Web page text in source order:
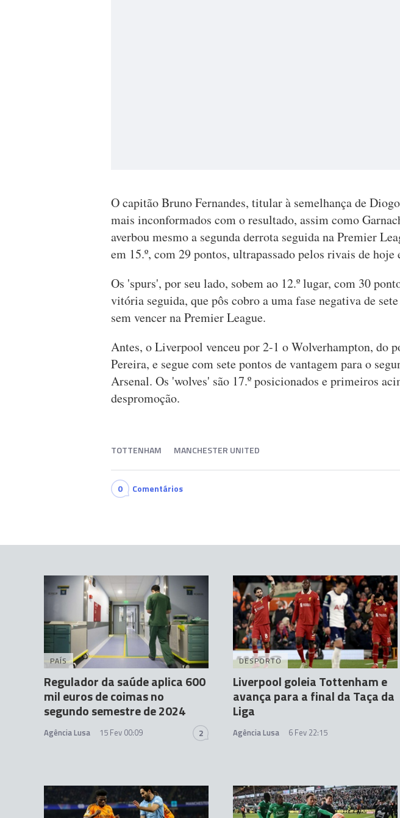
O capitão Bruno Fernandes, titular à semelhança de
mais inconformados com o resultado, assim como
averbou mesmo a segunda derrota seguida na Premier
em 15.º, com 29 pontos, ultrapassado pelos rivais de hoje
Os 'spurs', por seu lado, sobem ao 12.º lugar, com 30
vitória seguida, que pôs cobro a uma fase negativa de
sem vencer na Premier League.
Antes, o Liverpool venceu por 2-1 o Wolverhampton, do
Pereira, e segue com sete pontos de vantagem para o
Arsenal. Os 'wolves' são 17.º posicionados e primeiros
despromoção.
TOTTENHAM MANCHESTER UNITED
0 Comentários
PAÍS
Regulador da saúde aplica 600
mil euros de coimas no
segundo semestre de 2024
Agência Lusa 15 Fev 00:09 2
DESPORTO
Liverpool goleia Tottenham e
avança para a final da Taça da
Liga
Agência Lusa 6 Fev 22:15